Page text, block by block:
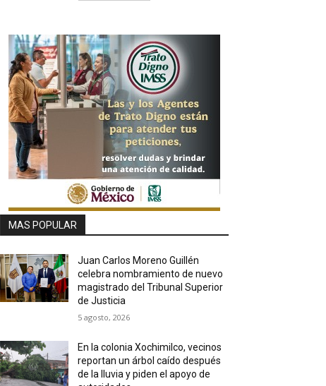
MAS POPULAR
Juan Carlos Moreno Guillén
celebra nombramiento de nuevo
magistrado del Tribunal Superior
de Justicia
5 agosto, 2026
En la colonia Xochimilco, vecinos
reportan un árbol caído después
de la lluvia y piden el apoyo de